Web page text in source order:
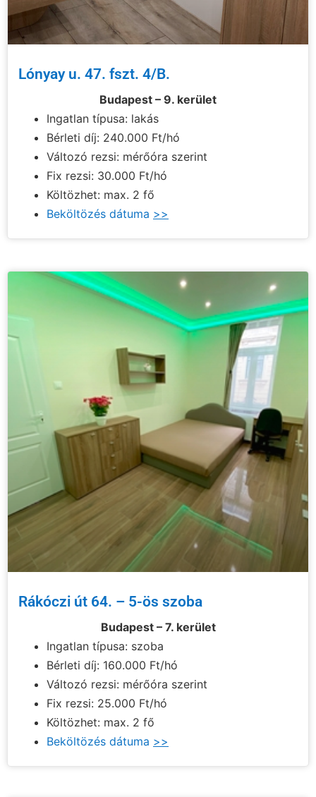
Lónyay u. 47. fszt. 4/B.
Budapest – 9. kerület
Ingatlan típusa: lakás
Bérleti díj: 240.000 Ft/hó
Változó rezsi: mérőóra szerint
Fix rezsi: 30.000 Ft/hó
Költözhet: max. 2 fő
Beköltözés dátuma >>
Rákóczi út 64. – 5-ös szoba
Budapest – 7. kerület
Ingatlan típusa: szoba
Bérleti díj: 160.000 Ft/hó
Változó rezsi: mérőóra szerint
Fix rezsi: 25.000 Ft/hó
Költözhet: max. 2 fő
Beköltözés dátuma >>